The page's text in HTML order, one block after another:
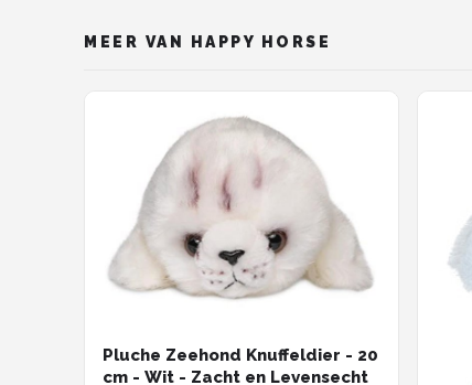
MEER VAN HAPPY HORSE
Pluche Zeehond Knuffeldier - 20
cm - Wit - Zacht en Levensecht